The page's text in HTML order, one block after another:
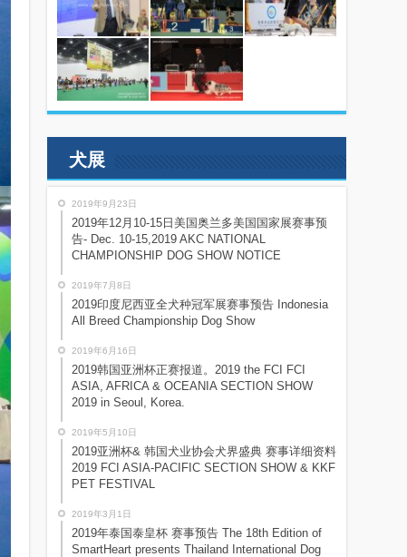
犬展
2019年9月23日
2019年12月10-15日美国奥兰多美国国家展赛事预
告- Dec. 10-15,2019 AKC NATIONAL
CHAMPIONSHIP DOG SHOW NOTICE
2019年7月8日
2019印度尼西亚全犬种冠军展赛事预告 Indonesia
All Breed Championship Dog Show
2019年6月16日
2019韩国亚洲杯正赛报道。2019 the FCI FCI
ASIA, AFRICA & OCEANIA SECTION SHOW
2019 in Seoul, Korea.
2019年5月10日
2019亚洲杯& 韩国犬业协会犬界盛典 赛事详细资料
2019 FCI ASIA-PACIFIC SECTION SHOW & KKF
PET FESTIVAL
2019年3月1日
2019年泰国泰皇杯 赛事预告 The 18th Edition of
SmartHeart presents Thailand International Dog